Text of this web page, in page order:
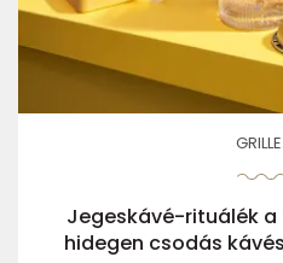
Jegeskávé-rituálék
hidegen csodás